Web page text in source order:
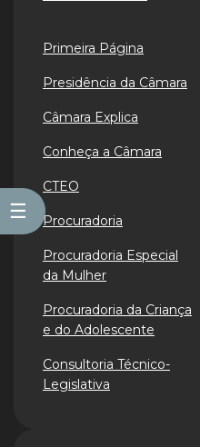
☰
Primeira Página
Presidência da Câmara
Câmara Explica
Conheça a Câmara
CTEO
Procuradoria
Procuradoria Especial
da Mulher
Procuradoria da Criança
e do Adolescente
Consultoria Técnico-
Legislativa